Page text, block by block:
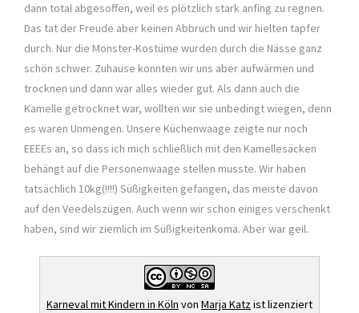
dann total abgesoffen, weil es plötzlich stark anfing zu regnen.
Das tat der Freude aber keinen Abbruch und wir hielten tapfer
durch. Nur die Monster-Kostüme wurden durch die Nässe ganz
schön schwer. Zuhause konnten wir uns aber aufwärmen und
trocknen und dann war alles wieder gut. Als dann auch die
Kamelle getrocknet war, wollten wir sie unbedingt wiegen, denn
es waren Unmengen. Unsere Küchenwaage zeigte nur noch
EEEEs an, so dass ich mich schließlich mit den Kamellesäcken
behängt auf die Personenwaage stellen musste. Wir haben
tatsächlich 10kg(!!!!) Süßigkeiten gefangen, das meiste davon
auf den Veedelszügen. Auch wenn wir schon einiges verschenkt
haben, sind wir ziemlich im Süßigkeitenkoma. Aber war geil.
Karneval mit Kindern in Köln von Marja Katzist lizenziert